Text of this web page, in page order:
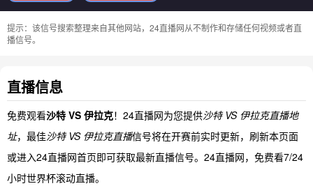
提示：该信号搜索整理来自其他网站，24直播网从不制作和存储任何视频或者直
播信号。
直播信息
免费观看沙特 VS 伊拉克！24直播网为您提供沙特 VS 伊拉克直播地
址，最佳沙特 VS 伊拉克直播信号将在开赛前实时更新，刷新本页面
或进入24直播网首页即可获取最新直播信号。24直播网，免费看7/24
小时世界杯滚动直播。